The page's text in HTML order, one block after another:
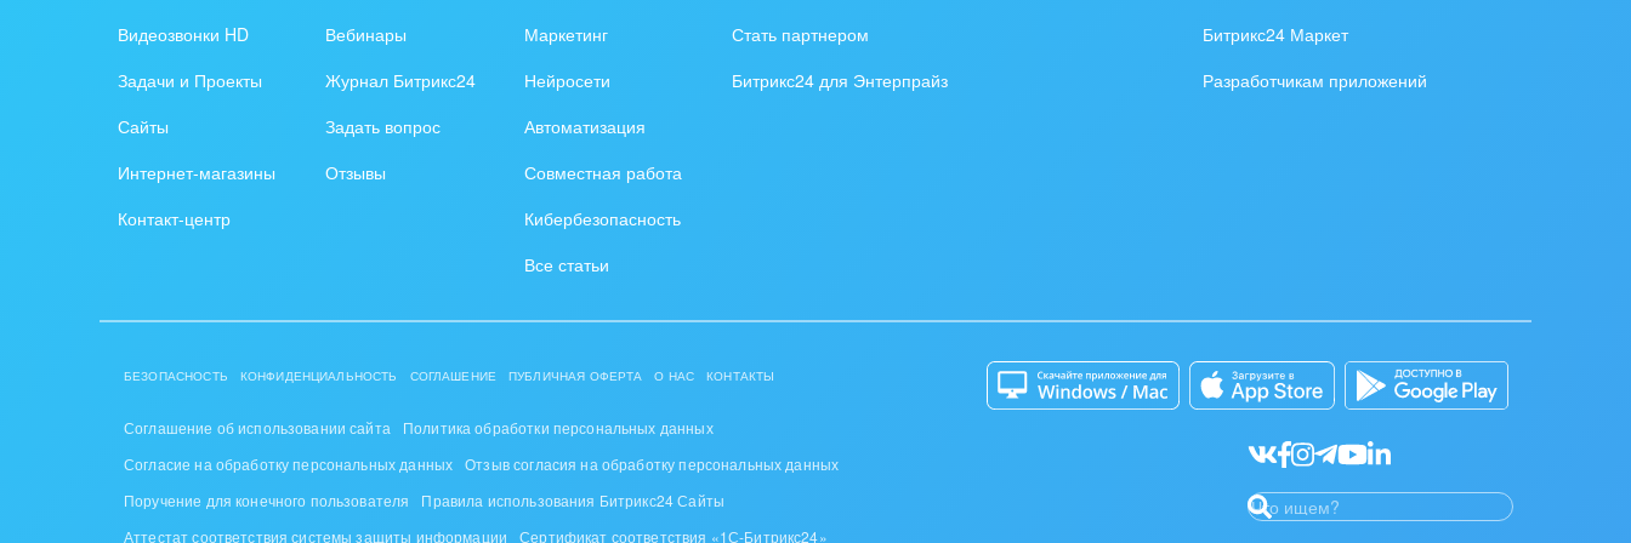
Создание сайтов
Интернет-магазин и CRM
внедрения
Внедрение для медицины
Внедрение онлайн-
/ Интранета
Общественно-политические
организации
СМИ, издательства,
благоустройство
Транспорт, Авиация,
автобизнес
Видеозвонки HD
Задачи и Проекты
Сайты
Интернет-магазины
Контакт-центр
Вебинары
Журнал Битрикс24
Задать вопрос
Отзывы
Маркетинг
Нейросети
Автоматизация
Совместная работа
Кибербезопасность
Все статьи
Стать партнером
Битрикс24 для Энтерпрайз
Битрикс24 Маркет
Разработчикам приложений
БЕЗОПАСНОСТЬ КОНФИДЕНЦИАЛЬНОСТЬ СОГЛАШЕНИЕ ПУБЛИЧНАЯ ОФЕРТА О НАС КОНТАКТЫ
Соглашение об использовании сайта
Политика обработки персональных данных
Согласие на обработку персональных данных Отзыв согласия на обработку персональных данных
Поручение для конечного пользователя
Правила использования Битрикс24 Сайты
Аттестат соответствия системы защиты информации
Сертификат соответствия «1С-Битрикс24»